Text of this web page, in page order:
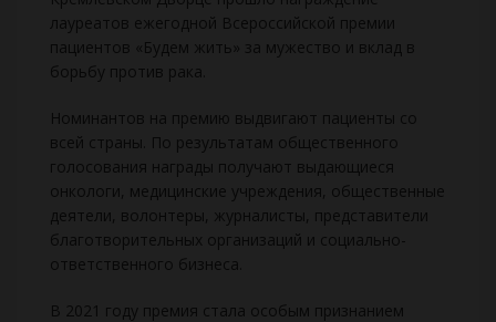
лауреатов ежегодной Всероссийской премии
пациентов «Будем жить» за мужество и вклад в
борьбу против рака.
Номинантов на премию выдвигают пациенты со
всей страны. По результатам общественного
голосования награды получают выдающиеся
онкологи, медицинские учреждения, общественные
деятели, волонтеры, журналисты, представители
благотворительных организаций и социально-
ответственного бизнеса.
В 2021 году премия стала особым признанием